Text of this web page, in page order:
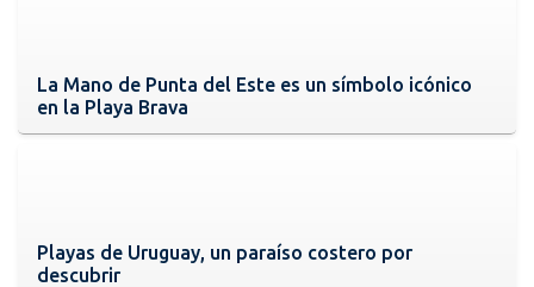
La Mano de Punta del Este es un símbolo icónico
en la Playa Brava
Playas de Uruguay, un paraíso costero por
descubrir